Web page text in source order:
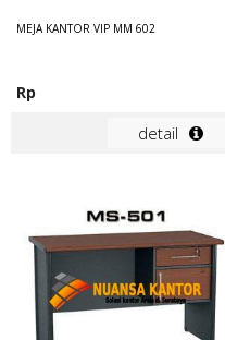
MEJA KANTOR VIP MM 602
Rp
detail